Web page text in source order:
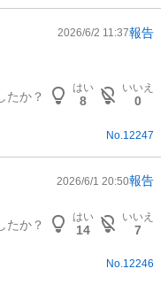
2026/6/2 11:37報告
たか？
はい
8
いいえ
0
No. 12247
2026/6/1 20:50報告
たか？
はい
14
いいえ
7
No.12246